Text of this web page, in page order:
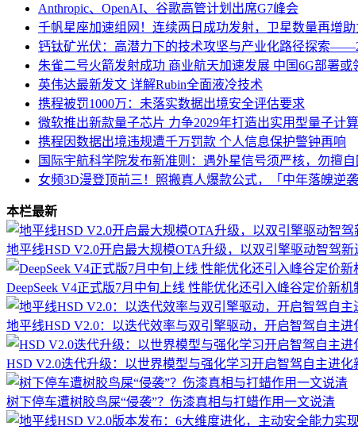
Anthropic、OpenAI、谷歌高管计划出席G7峰会
千帆星座加速组网！连续两日成功发射，卫星数量再增
钙钛矿光伏：高潜力下的技术攻坚与产业化路径探索
朱雀二号火箭发射成功 商业航天加速发展 中国6G部署或
英伟达最新发文 详解Rubin全面液冷技术
携程被罚1000万：未落实数据出境安全评估要求
微软推出新款量子芯片 力争2029年打造出实用型量子计
携程因数据出境违规遭千万罚款 个人信息保护警钟再响
国际宇航科学院发布新准则：遇外星信号须严核，勿擅自
女频3D漫登顶前三！照搬真人爆款公式，「中年落魄逆
本栏最新
地平线HSD V2.0开启最大规模OTA升级，以双引擎驱动智驾新
DeepSeek V4正式版7月中旬上线 性能优化还引入峰谷定价新机
地平线HSD V2.0：以迭代效率与双引擎驱动，开启智驾自主进
HSD V2.0迭代升级：以世界模型与强化学习开启智驾自主进化
树下停车遭树胶鸟屎“侵袭”？伤漆真相与打蜡作用一文说清